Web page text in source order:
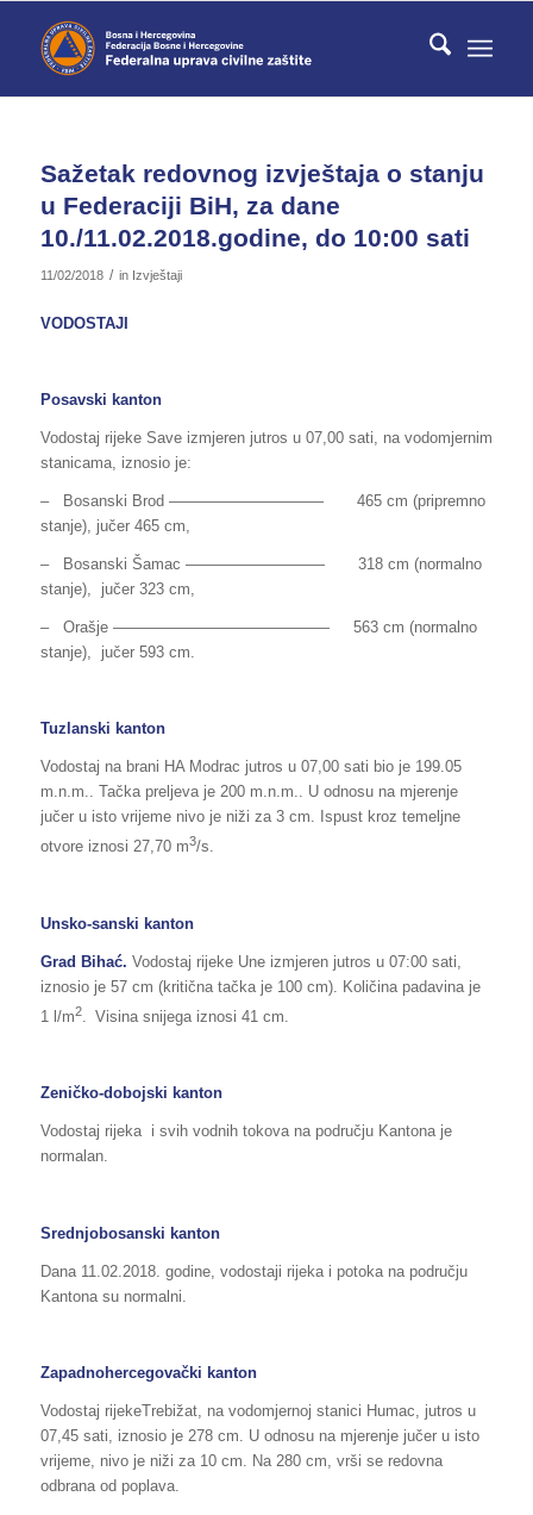
Sažetak redovnog izvještaja o stanju
u Federaciji BiH, za dane
10./11.02.2018.godine, do 10:00 sati
11/02/2018 / in Izvještaji
VODOSTAJI
Posavski kanton
Vodostaj rijeke Save izmjeren jutros u 07,00 sati, na vodomjernim
stanicama, iznosio je:
– Bosanski Brod —————————— 465 cm (pripremno
stanje), jučer 465 cm,
– Bosanski Šamac ————————— 318 cm (normalno
stanje), jučer 323 cm,
– Orašje —————————————— 563 cm (normalno
stanje), jučer 593 cm.
Tuzlanski kanton
Vodostaj na brani HA Modrac jutros u 07,00 sati bio je 199.05
m.n.m.. Tačka preljeva je 200 m.n.m.. U odnosu na mjerenje
jučer u isto vrijeme nivo je niži za 3 cm. Ispust kroz temeljne
otvore iznosi 27,70 m3/s.
Unsko-sanski kanton
Grad Bihać. Vodostaj rijeke Une izmjeren jutros u 07:00 sati,
iznosio je 57 cm (kritična tačka je 100 cm). Količina padavina je
1 l/m2. Visina snijega iznosi 41 cm.
Zeničko-dobojski kanton
Vodostaj rijeka i svih vodnih tokova na području Kantona je
normalan.
Srednjobosanski kanton
Dana 11.02.2018. godine, vodostaji rijeka i potoka na području
Kantona su normalni.
Zapadnohercegovački kanton
Vodostaj rijekeTrebižat, na vodomjernoj stanici Humac, jutros u
07,45 sati, iznosio je 278 cm. U odnosu na mjerenje jučer u isto
vrijeme, nivo je niži za 10 cm. Na 280 cm, vrši se redovna
odbrana od poplava.